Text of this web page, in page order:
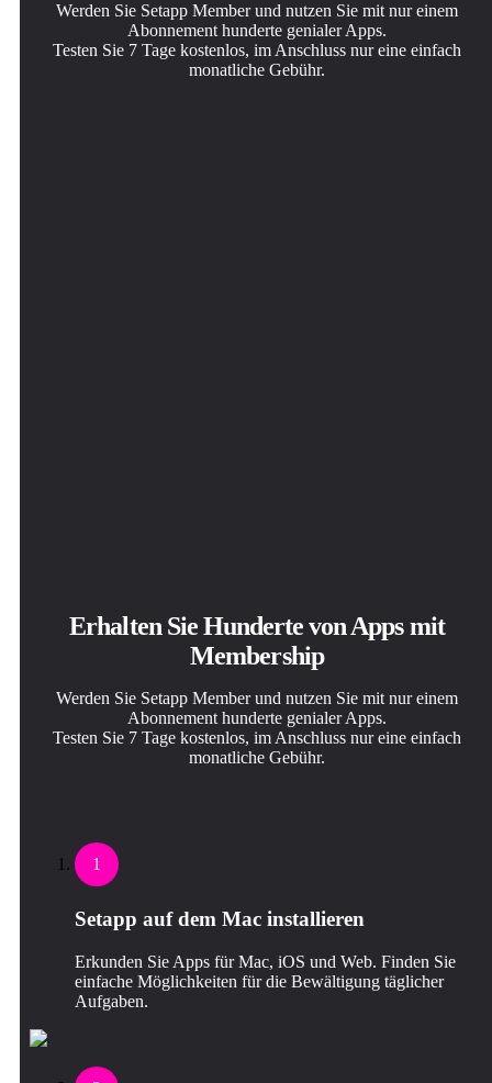
Werden Sie Setapp Member und nutzen Sie mit nur einem
Abonnement hunderte genialer Apps.
Testen Sie 7 Tage kostenlos, im Anschluss nur eine einfach
monatliche Gebühr.
Erhalten Sie Hunderte von Apps mit
Membership
Werden Sie Setapp Member und nutzen Sie mit nur einem
Abonnement hunderte genialer Apps.
Testen Sie 7 Tage kostenlos, im Anschluss nur eine einfach
monatliche Gebühr.
1
Setapp auf dem Mac installieren
Erkunden Sie Apps für Mac, iOS und Web. Finden Sie
einfache Möglichkeiten für die Bewältigung täglicher
Aufgaben.